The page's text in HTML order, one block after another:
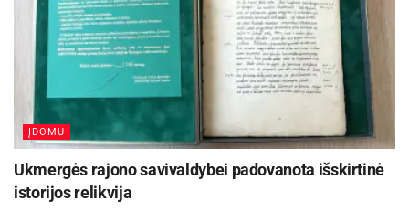
Šaltinis: Kauno miesto savivaldybė
Žymos: Kauno miesto savivaldybė
ĮDOMU
Ukmergės rajono savivaldybei padovanota išskirtinė
istorijos relikvija